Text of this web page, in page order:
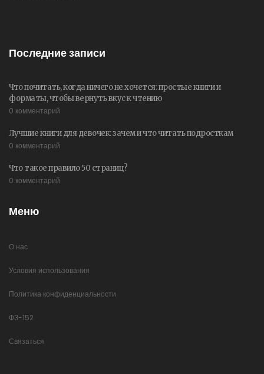
Последние записи
Что почитать, когда ничего не хочется: простые книги и
форматы, чтобы вернуть вкус к чтению
0 комментарий
Лучшие книги для девочек: зачем и что читать подросткам
0 комментарий
Что такое правило 50 страниц?
0 комментарий
Меню
О нас
Условия использования
Политика конфиденциальности
ФЗ-152
Связаться